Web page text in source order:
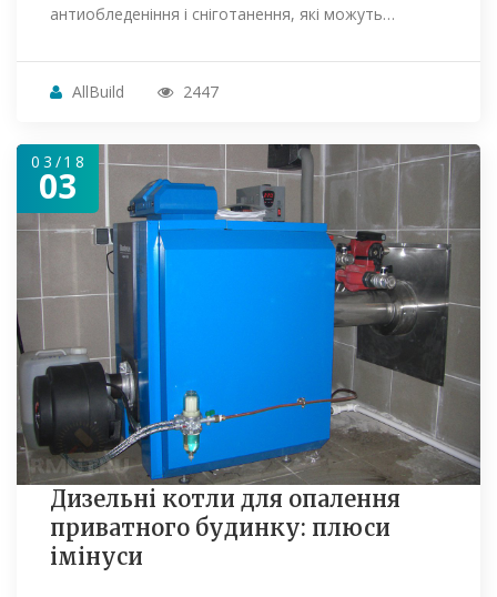
антиобледеніння і сніготанення, які можуть…
AllBuild 2447
03/18
03
Дизельні котли для опалення
приватного будинку: плюси
імінуси